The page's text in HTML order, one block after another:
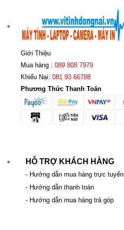
Giới Thiệu
Mua hàng : 089 808 7979
Khiếu Nại: 081 93 66788
Phương Thức Thanh Toán
HỖ TRỢ KHÁCH HÀNG
- Hướng dẫn mua hàng trực tuyến
- Hướng dẫn thanh toán
- Hướng dẫn mua hàng trả góp